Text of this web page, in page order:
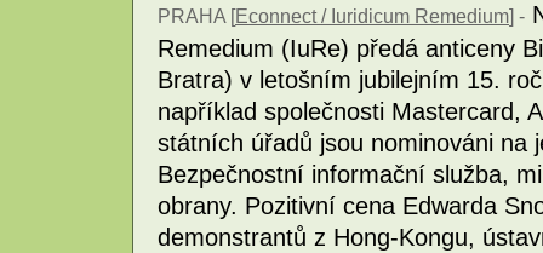
PRAHA [ Econnect / Iuridicum Remedium ] -
Remedium (IuRe) předá anticeny
Bratra) v letošním jubilejním 15.
například společnosti Mastercard,
státních úřadů jsou nominováni na
Bezpečnostní informační služba,
obrany. Pozitivní cena Edwarda
demonstrantů z Hong-Kongu,